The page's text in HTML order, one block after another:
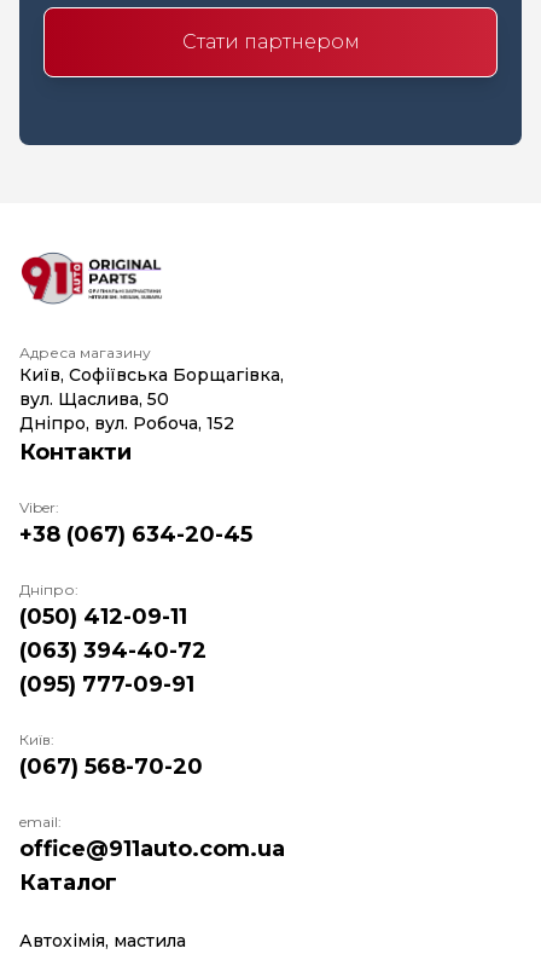
Стати партнером
Адреса магазину
Київ, Софіївська Борщагівка,
вул. Щаслива, 50
Дніпро, вул. Робоча, 152
Каталог
Автохімія, мастила
Контакти
Viber:
+38 (067) 634-20-45
Дніпро:
(050) 412-09-11
(063) 394-40-72
(095) 777-09-91
Київ:
(067) 568-70-20
email:
office@911auto.com.ua